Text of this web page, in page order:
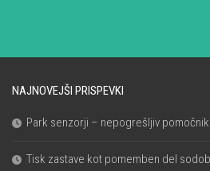
NAJNOVEJŠI PRISPEVKI
Park senzorji – nepogrešljiv
Tisk zastave kot pomemben del